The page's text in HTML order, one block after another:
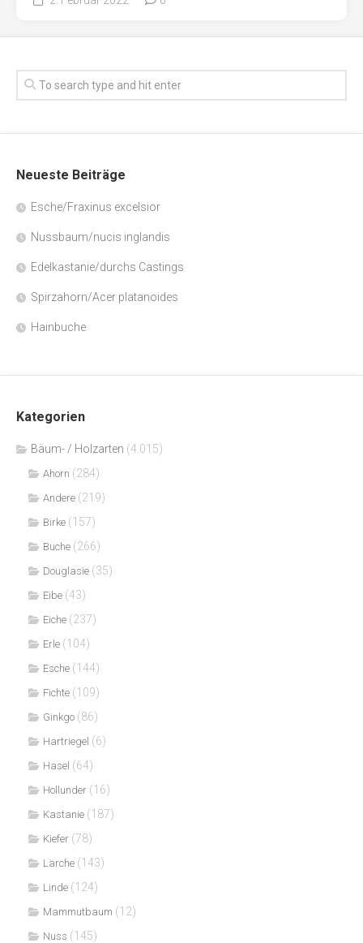
Neueste Beiträge
Esche/Fraxinus excelsior
Nussbaum/nucis inglandis
Edelkastanie/durchs Castings
Spirzahorn/Acer platanoides
Hainbuche
Kategorien
Bäum- / Holzarten (4.015)
Ahorn (284)
Andere (219)
Birke (157)
Buche (266)
Douglasie (35)
Eibe (43)
Eiche (237)
Erle (104)
Esche (144)
Fichte (109)
Ginkgo (86)
Hartriegel (6)
Hasel (64)
Hollunder (16)
Kastanie (187)
Kiefer (78)
Lärche (143)
Linde (124)
Mammutbaum (12)
Nuss (145)